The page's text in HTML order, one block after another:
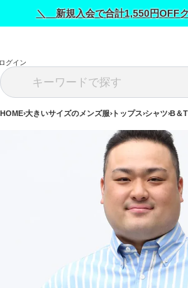
＼ 新規入会で合計1,550円OFF
グイン
HOME 大きいサイズのメンズ服 トップス シャツ B＆